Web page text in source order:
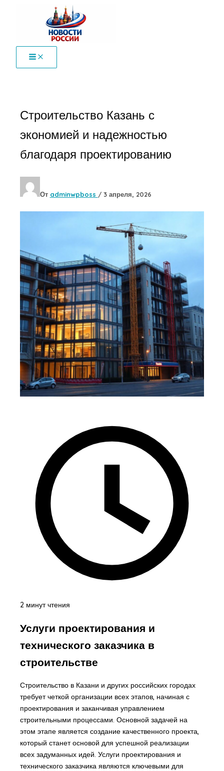
содержимому
Строительство Казань с
экономией и надежностью
благодаря проектированию
От adminwpboss / 3 апреля, 2026
2 минут чтения
Услуги проектирования и
технического заказчика в
строительстве
Строительство в Казани и других российских городах
требует четкой организации всех этапов, начиная с
проектирования и заканчивая управлением
строительными процессами. Основной задачей на
этом этапе является создание качественного проекта,
который станет основой для успешной реализации
всех задуманных идей. Услуги проектирования и
технического заказчика являются ключевыми для